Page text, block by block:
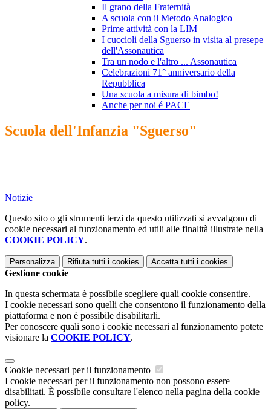
Il grano della Fraternità
A scuola con il Metodo Analogico
Prime attività con la LIM
I cuccioli della Sguerso in visita al presepe
dell'Assonautica
Tra un nodo e l'altro ... Assonautica
Celebrazioni 71° anniversario della
Repubblica
Una scuola a misura di bimbo!
Anche per noi é PACE
Scuola dell'Infanzia "Sguerso"
Notizie
Questo sito o gli strumenti terzi da questo utilizzati si avvalgono di
cookie necessari al funzionamento ed utili alle finalità illustrate nella
COOKIE POLICY.
Personalizza Rifiuta tutti i cookies Accetta tutti i cookies
Gestione cookie
In questa schermata è possibile scegliere quali cookie consentire.
I cookie necessari sono quelli che consentono il funzionamento della
piattaforma e non è possibile disabilitarli.
Per conoscere quali sono i cookie necessari al funzionamento potete
visionare la COOKIE POLICY.
Cookie necessari per il funzionamento
I cookie necessari per il funzionamento non possono essere
disabilitati. È possibile consultare l'elenco nella pagina della cookie
policy.